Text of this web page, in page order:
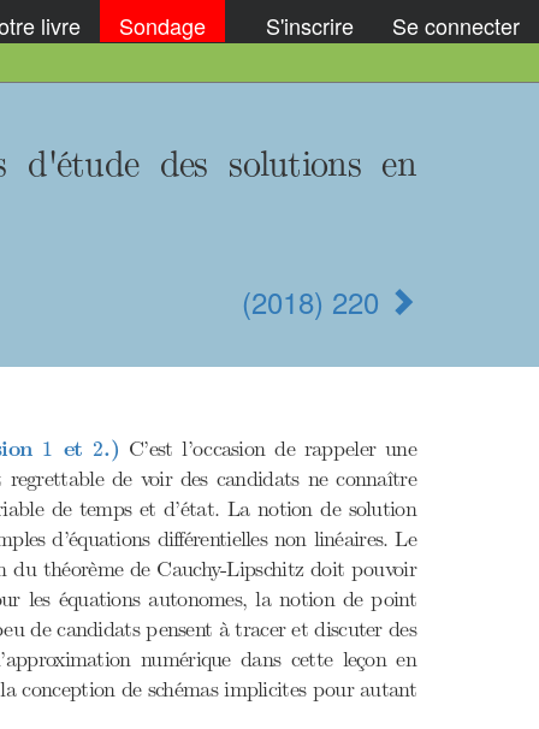
livre Sondage S'inscrire Se connecter
d'étude des solutions en
(2018) 220
1
1 et 2
2.) C’est l’occasion de rappeler une
de voir des candidats ne connaître
de temps et d’état. La notion de solution
d’équations différentielles non linéaires. Le
du théorème de Cauchy-Lipschitz doit pouvoir
les équations autonomes, la notion de point
de candidats pensent à tracer et discuter des
numérique dans cette leçon en
conception de schémas implicites pour autant